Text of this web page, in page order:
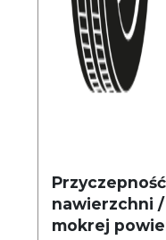
nawierzchni
mokrej